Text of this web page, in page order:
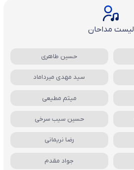
لیست مداحان
حسین طاهری
سید مهدی میرداماد
میثم مطیعی
حسین سیب سرخی
رضا نریمانی
جواد مقدم